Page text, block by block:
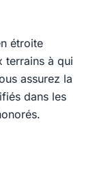
étroite
terrains à qui
assurez la
dans les